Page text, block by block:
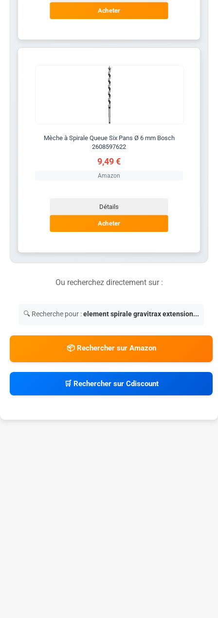
Acheter
Mèche à Spirale Queue Six Pans Ø 6 mm Bosch
2608597622
9,49 €
Amazon
Détails
Acheter
Ou recherchez directement sur :
🔍 Recherche pour :element spirale gravitrax extension...
📦 Rechercher sur Amazon
🛒 Rechercher sur Cdiscount